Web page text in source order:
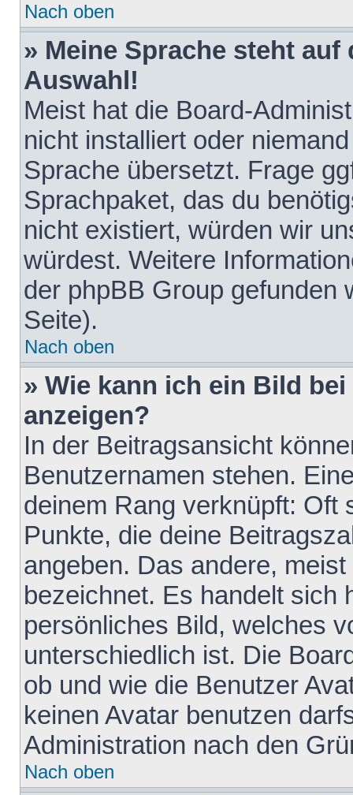
Nach oben
» Meine Sprache steht
Auswahl!
Meist hat die Board-
nicht installiert oder
Sprache übersetzt. Frage
Sprachpaket, das du
nicht existiert, würden wir
würdest. Weitere
der phpBB Group gefunden
Seite).
Nach oben
» Wie kann ich ein Bild
anzeigen?
In der Beitragsansicht
Benutzernamen stehen.
deinem Rang verknüpft: Oft
Punkte, die deine
angeben. Das andere,
bezeichnet. Es handelt sich
persönliches Bild, welches
unterschiedlich ist. Die
ob und wie die Benutzer
keinen Avatar benutzen
Administration nach den
Nach oben